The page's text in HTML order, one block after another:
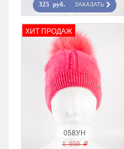
325 руб. ЗАКАЗАТЬ
ХИТ ПРОДАЖ
058УН
1 050 r